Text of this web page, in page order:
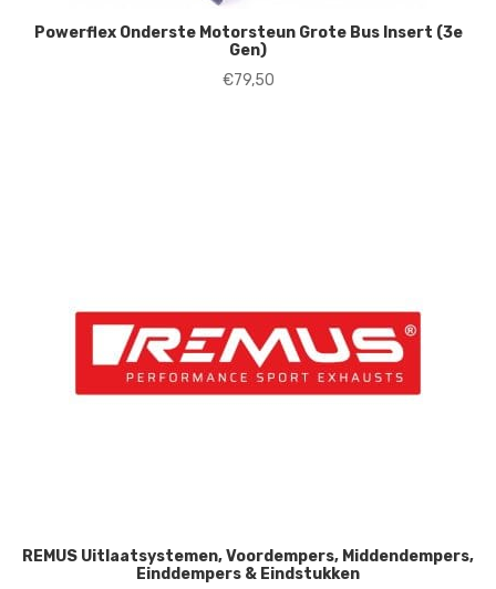
Powerflex Onderste Motorsteun Grote Bus Insert (3e
Gen)
€79,50
REMUS Uitlaatsystemen, Voordempers, Middendempers,
Einddempers & Eindstukken